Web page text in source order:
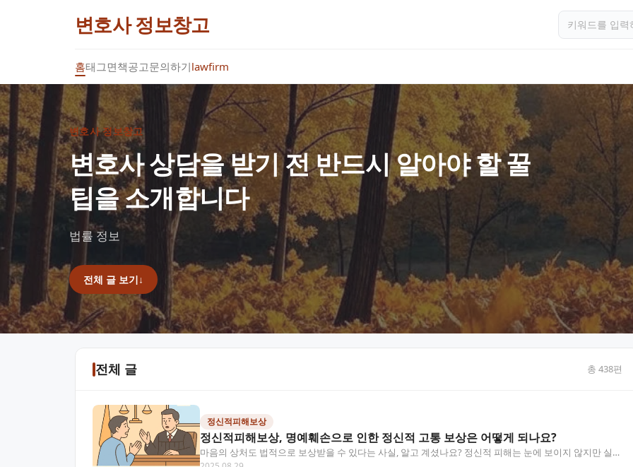
변호사 정보창고
홈태그면책공고문의하기lawfirm
변호사 정보창고
변호사 상담을 받기 전 반드시 알아야 할 꿀
팁을 소개합니다
법률 정보
전체 글 보기↓
전체 글 총 438편
정신적피해보상
정신적피해보상, 명예훼손으로 인한 정신적 고통 보상은 어떻게 되나요?
마음의 상처도 법적으로 보상받을 수 있다는 사실, 알고 계셨나요? 정신적 피해는 눈에 보이지 않지만 실제